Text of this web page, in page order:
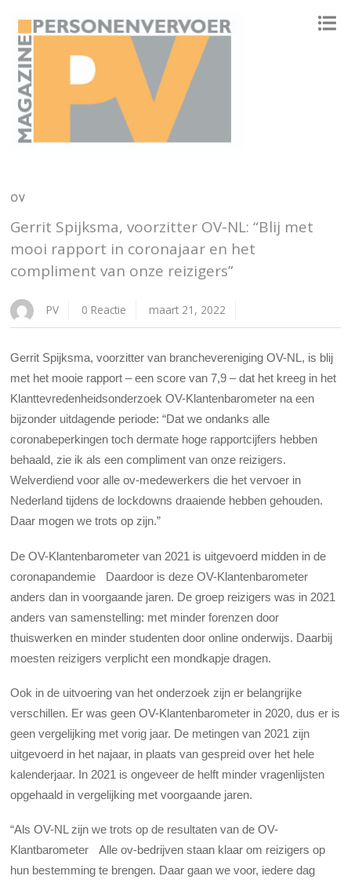
OV
Gerrit Spijksma, voorzitter OV-NL: “Blij met
mooi rapport in coronajaar en het
compliment van onze reizigers”
PV 0 Reactie maart 21, 2022
Gerrit Spijksma, voorzitter van branchevereniging OV-NL, is blij
met het mooie rapport – een score van 7,9 – dat het kreeg in het
Klanttevredenheidsonderzoek OV-Klantenbarometer na een
bijzonder uitdagende periode: “Dat we ondanks alle
coronabeperkingen toch dermate hoge rapportcijfers hebben
behaald, zie ik als een compliment van onze reizigers.
Welverdiend voor alle ov-medewerkers die het vervoer in
Nederland tijdens de lockdowns draaiende hebben gehouden.
Daar mogen we trots op zijn.”
De OV-Klantenbarometer van 2021 is uitgevoerd midden in de
coronapandemie Daardoor is deze OV-Klantenbarometer
anders dan in voorgaande jaren. De groep reizigers was in 2021
anders van samenstelling: met minder forenzen door
thuiswerken en minder studenten door online onderwijs. Daarbij
moesten reizigers verplicht een mondkapje dragen.
Ook in de uitvoering van het onderzoek zijn er belangrijke
verschillen. Er was geen OV-Klantenbarometer in 2020, dus er is
geen vergelijking met vorig jaar. De metingen van 2021 zijn
uitgevoerd in het najaar, in plaats van gespreid over het hele
kalenderjaar. In 2021 is ongeveer de helft minder vragenlijsten
opgehaald in vergelijking met voorgaande jaren.
“Als OV-NL zijn we trots op de resultaten van de OV-
Klantbarometer Alle ov-bedrijven staan klaar om reizigers op
hun bestemming te brengen. Daar gaan we voor, iedere dag